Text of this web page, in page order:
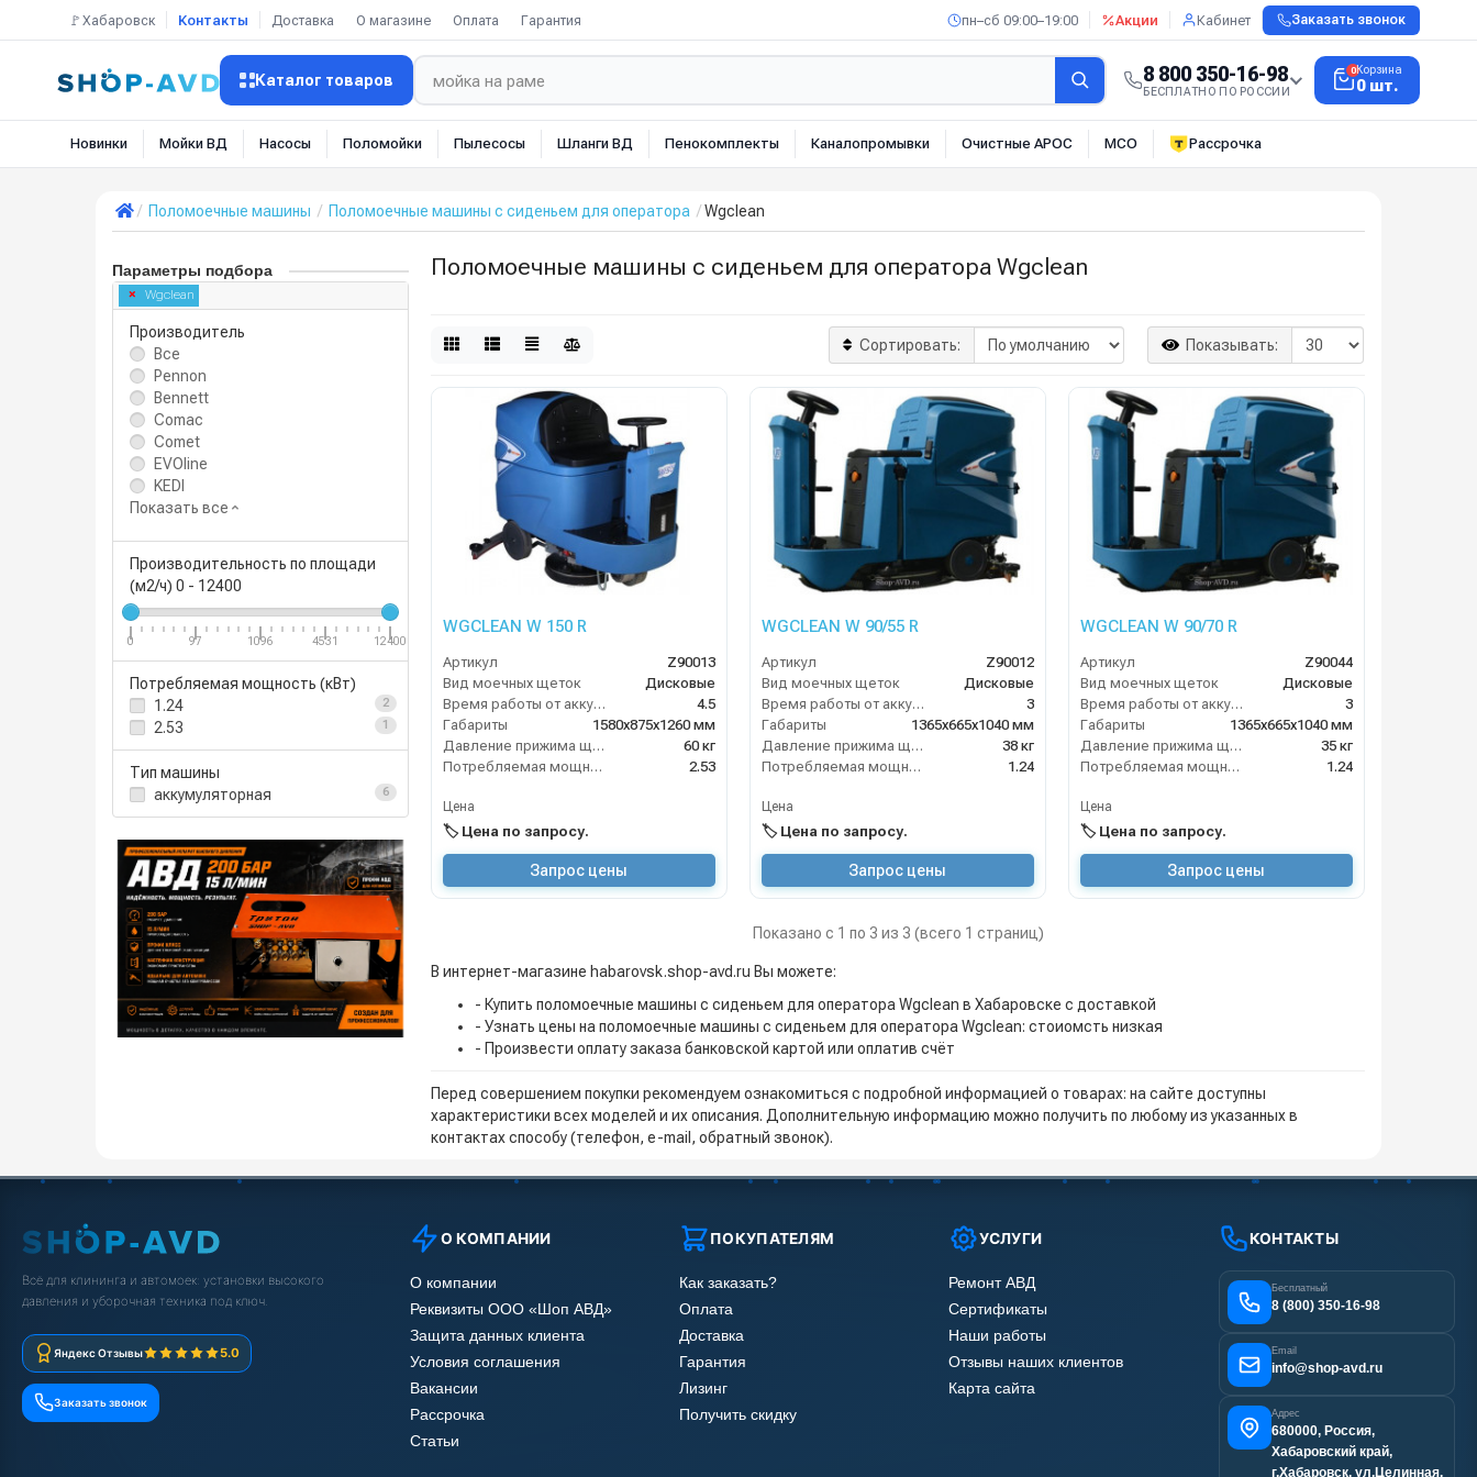
🚩Хабаровск Контакты Доставка О магазине Оплата Гарантия пн–сб 09:00–19:00 Акции Кабинет Заказать звонок
Каталог товаров 8 800 350-16-98
БЕСПЛАТНО ПО РОССИИ
0Корзина
0 шт.
Новинки Мойки ВД Насосы Поломойки Пылесосы Шланги ВД Пенокомплекты Каналопромывки Очистные АРОС МСО Рассрочка
Поломоечные машины Поломоечные машины с сиденьем для оператора Wgclean
Параметры подбора
Wgclean
Производитель
Все
Pennon
Bennett
Comac
Comet
EVOline
KEDI
Показать все
Производительность по площади
(м2/ч) 0 - 12400
0 97 1096 4531 12400
Потребляемая мощность (кВт)
1.24
2
2.53 1
Тип машины
аккумуляторная
6
Поломоечные машины с сиденьем для оператора Wgclean
Сортировать: Показывать:
WGCLEAN W 150 R
Артикул
Z90013
Вид моечных щеток
Дисковые
Время работы от аккумуляторов (ч)
4.5
Габариты
1580х875х1260 мм
Давление прижима щеток
60 кг
Потребляемая мощность (кВт)
2.53
Цена
🏷️ Цена по запросу.
Запрос цены
WGCLEAN W 90/55 R
Артикул
Z90012
Вид моечных щеток
Дисковые
Время работы от аккумуляторов (ч)
3
Габариты
1365х665х1040 мм
Давление прижима щеток
38 кг
Потребляемая мощность (кВт)
1.24
Цена
🏷️ Цена по запросу.
Запрос цены
WGCLEAN W 90/70 R
Артикул
Z90044
Вид моечных щеток
Дисковые
Время работы от аккумуляторов (ч)
3
Габариты
1365х665х1040 мм
Давление прижима щеток
35 кг
Потребляемая мощность (кВт)
1.24
Цена
🏷️ Цена по запросу.
Запрос цены
Показано с 1 по 3 из 3 (всего 1 страниц)
В интернет-магазине habarovsk.shop-avd.ru Вы можете:
- Купить поломоечные машины с сиденьем для оператора Wgclean в Хабаровске с доставкой
- Узнать цены на поломоечные машины с сиденьем для оператора Wgclean: стоиомсть низкая
- Произвести оплату заказа банковской картой или оплатив счёт
Перед совершением покупки рекомендуем ознакомиться с подробной информацией о товарах: на сайте доступны
характеристики всех моделей и их описания. Дополнительную информацию можно получить по любому из указанных в
контактах способу (телефон, e-mail, обратный звонок).
Всё для клининга и автомоек: установки высокого
давления и уборочная техника под ключ.
Яндекс Отзывы 5.0
Заказать звонок
О КОМПАНИИ
О компании
Реквизиты ООО «Шоп АВД»
Защита данных клиента
Условия соглашения
Вакансии
Рассрочка
Статьи
ПОКУПАТЕЛЯМ
Как заказать?
Оплата
Доставка
Гарантия
Лизинг
Получить скидку
УСЛУГИ
Ремонт АВД
Сертификаты
Наши работы
Отзывы наших клиентов
Карта сайта
КОНТАКТЫ
Бесплатный
8 (800) 350-16-98
Email
info@shop-avd.ru
Адрес
680000, Россия,
Хабаровский край,
г.Хабаровск, ул.Целинная,